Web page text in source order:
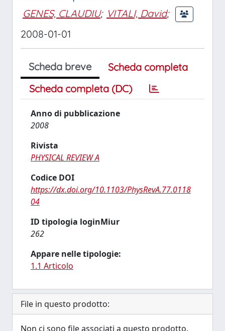
GENES, CLAUDIU; VITALI, David;
2008-01-01
Scheda breve
Scheda completa
Scheda completa (DC)
Anno di pubblicazione
2008
Rivista
PHYSICAL REVIEW A
Codice DOI
https://dx.doi.org/10.1103/PhysRevA.77.0118
04
ID tipologia loginMiur
262
Appare nelle tipologie:
1.1 Articolo
File in questo prodotto:
Non ci sono file associati a questo prodotto.